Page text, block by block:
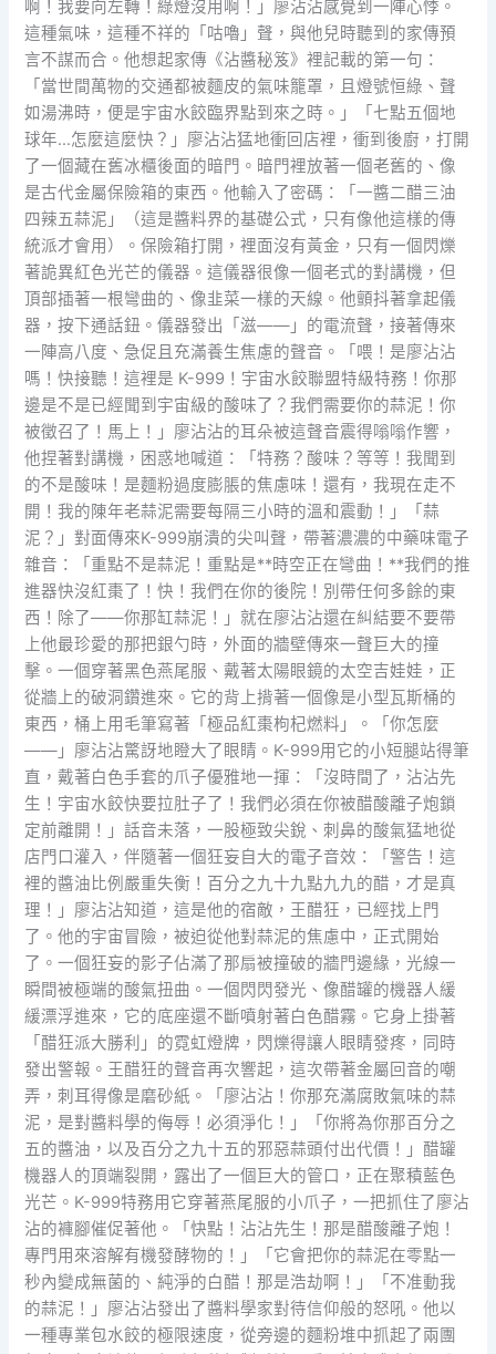
啊！我要向左轉！綠燈沒用啊！」廖沾沾感覺到一陣心悸。
這種氣味，這種不祥的「咕嚕」聲，與他兒時聽到的家傳預
言不謀而合。他想起家傳《沾醬秘笈》裡記載的第一句：
「當世間萬物的交通都被麵皮的氣味籠罩，且燈號恒綠、聲
如湯沸時，便是宇宙水餃臨界點到來之時。」「七點五個地
球年…怎麼這麼快？」廖沾沾猛地衝回店裡，衝到後廚，打開
了一個藏在舊冰櫃後面的暗門。暗門裡放著一個老舊的、像
是古代金屬保險箱的東西。他輸入了密碼：「一醬二醋三油
四辣五蒜泥」（這是醬料界的基礎公式，只有像他這樣的傳
統派才會用）。保險箱打開，裡面沒有黃金，只有一個閃爍
著詭異紅色光芒的儀器。這儀器很像一個老式的對講機，但
頂部插著一根彎曲的、像韭菜一樣的天線。他顫抖著拿起儀
器，按下通話鈕。儀器發出「滋——」的電流聲，接著傳來
一陣高八度、急促且充滿養生焦慮的聲音。「喂！是廖沾沾
嗎！快接聽！這裡是 K-999！宇宙水餃聯盟特級特務！你那
邊是不是已經聞到宇宙級的酸味了？我們需要你的蒜泥！你
被徵召了！馬上！」廖沾沾的耳朵被這聲音震得嗡嗡作響，
他捏著對講機，困惑地喊道：「特務？酸味？等等！我聞到
的不是酸味！是麵粉過度膨脹的焦慮味！還有，我現在走不
開！我的陳年老蒜泥需要每隔三小時的溫和震動！」「蒜
泥？」對面傳來K-999崩潰的尖叫聲，帶著濃濃的中藥味電子
雜音：「重點不是蒜泥！重點是**時空正在彎曲！**我們的推
進器快沒紅棗了！快！我們在你的後院！別帶任何多餘的東
西！除了——你那缸蒜泥！」就在廖沾沾還在糾結要不要帶
上他最珍愛的那把銀勺時，外面的牆壁傳來一聲巨大的撞
擊。一個穿著黑色燕尾服、戴著太陽眼鏡的太空吉娃娃，正
從牆上的破洞鑽進來。它的背上揹著一個像是小型瓦斯桶的
東西，桶上用毛筆寫著「極品紅棗枸杞燃料」。「你怎麼
——」廖沾沾驚訝地瞪大了眼睛。K-999用它的小短腿站得筆
直，戴著白色手套的爪子優雅地一揮：「沒時間了，沾沾先
生！宇宙水餃快要拉肚子了！我們必須在你被醋酸離子炮鎖
定前離開！」話音未落，一股極致尖銳、刺鼻的酸氣猛地從
店門口灌入，伴隨著一個狂妄自大的電子音效：「警告！這
裡的醬油比例嚴重失衡！百分之九十九點九九的醋，才是真
理！」廖沾沾知道，這是他的宿敵，王醋狂，已經找上門
了。他的宇宙冒險，被迫從他對蒜泥的焦慮中，正式開始
了。一個狂妄的影子佔滿了那扇被撞破的牆門邊緣，光線一
瞬間被極端的酸氣扭曲。一個閃閃發光、像醋罐的機器人緩
緩漂浮進來，它的底座還不斷噴射著白色醋霧。它身上掛著
「醋狂派大勝利」的霓虹燈牌，閃爍得讓人眼睛發疼，同時
發出警報。王醋狂的聲音再次響起，這次帶著金屬回音的嘲
弄，刺耳得像是磨砂紙。「廖沾沾！你那充滿腐敗氣味的蒜
泥，是對醬料學的侮辱！必須淨化！」「你將為你那百分之
五的醬油，以及百分之九十五的邪惡蒜頭付出代價！」醋罐
機器人的頂端裂開，露出了一個巨大的管口，正在聚積藍色
光芒。K-999特務用它穿著燕尾服的小爪子，一把抓住了廖沾
沾的褲腳催促著他。「快點！沾沾先生！那是醋酸離子炮！
專門用來溶解有機發酵物的！」「它會把你的蒜泥在零點一
秒內變成無菌的、純淨的白醋！那是浩劫啊！」「不准動我
的蒜泥！」廖沾沾發出了醬料學家對待信仰般的怒吼。他以
一種專業包水餃的極限速度，從旁邊的麵粉堆中抓起了兩團